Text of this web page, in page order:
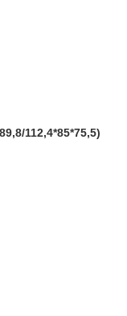
112,4*85*75,5)